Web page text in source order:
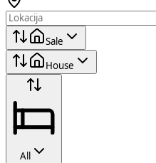
Sale
House
All